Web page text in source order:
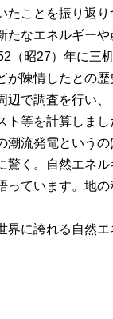
たことを振り返
たなエネルギー
（昭27）年に三
が陳情したとの
辺で調査を行い
ト等を計算しま
潮流発電という
驚く。自然エネ
っています。地
界に誇れる自然